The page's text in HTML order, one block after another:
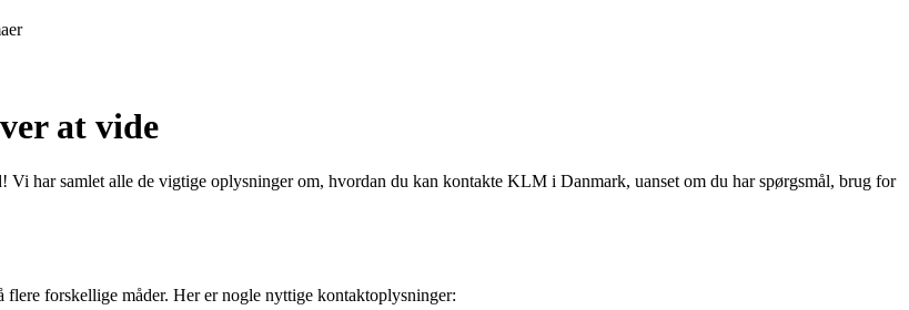
at vide
har samlet alle de vigtige oplysninger om, hvordan du kan kontakte KLM i Danmark, uanset om du har spørgsmål, brug for
forskellige måder. Her er nogle nyttige kontaktoplysninger: